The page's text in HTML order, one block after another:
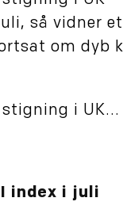
så vidner
om dyb
i UK...
index i juli